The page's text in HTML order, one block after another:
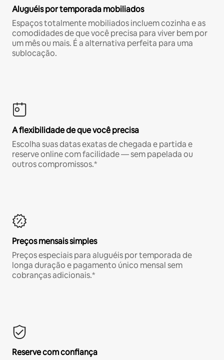
Aluguéis por temporada mobiliados
Espaços totalmente mobiliados incluem cozinha e as
comodidades de que você precisa para viver bem por
um mês ou mais. É a alternativa perfeita para uma
sublocação.
A flexibilidade de que você precisa
Escolha suas datas exatas de chegada e partida e
reserve online com facilidade — sem papelada ou
outros compromissos.*
Preços mensais simples
Preços especiais para aluguéis por temporada de
longa duração e pagamento único mensal sem
cobranças adicionais.*
Reserve com confiança